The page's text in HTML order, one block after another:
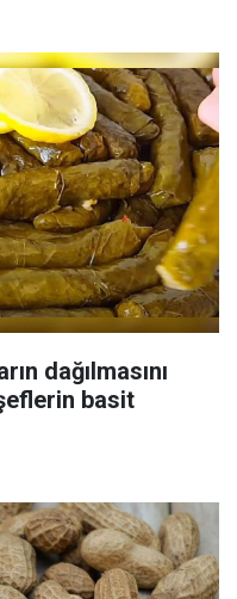
dağılmasını
basit